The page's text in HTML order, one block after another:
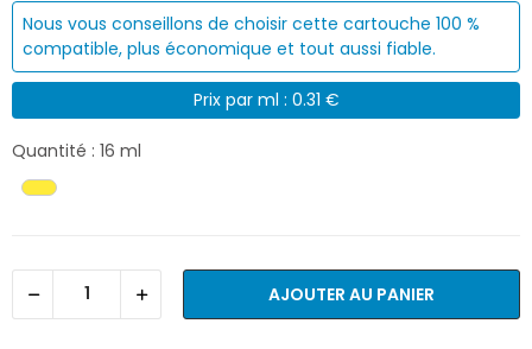
Nous vous conseillons de choisir cette cartouche 100 %
compatible, plus économique et tout aussi fiable.
Prix par ml : 0.31 €
Quantité : 16 ml
AJOUTER AU PANIER